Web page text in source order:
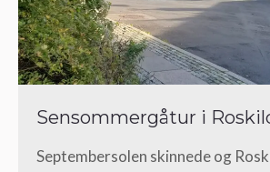
Sensommergåtur i
Septembersolen skinnede og